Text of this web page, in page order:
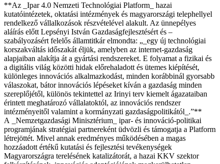
**Az _Ipar 4.0 Nemzeti Technológiai Platform_ hazai
kutatóintézetek, oktatási intézmények és magyarországi telephellyel
rendelkező vállalkozások részvételével alakult. Az ünnepélyes
aláírás előtt Lepsényi István Gazdaságfejlesztésért és –
szabályozásért felelős államtitkár elmondta: „_egy új technológiai
korszakváltás időszakát éljük, amelyben az internet-gazdaság
alapjaiban alakítja át a gyártási rendszereket. E folyamat a fizikai és
a digitális világ közötti hidak előrehaladott és ütemes kiépítését,
különleges innovációs alkalmazkodást, minden korábbinál gyorsabb
válaszokat, bátor innovációs lépéseket kíván a gazdaság minden
szereplőjétől, különös tekintettel az Irinyi terv kiemelt ágazataiban
érintett meghatározó vállalatoktól, az innovációs rendszer
intézményeitől valamint a kormányzati gazdaságpolitikától_.”**
A _Nemzetgazdasági Minisztérium_ ipar- és innováció-politikai
programjának stratégiai partnereként üdvözli és támogatja a Platform
létrejöttét. Mivel annak eredményes működésében a magas
hozzáadott értékű kutatási és fejlesztési tevékenységek
Magyarországra terelésének katalizátorát, a hazai KKV szektor